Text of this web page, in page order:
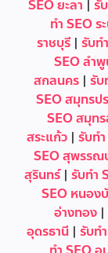
SEO ยะลา | รั
ทำ SEO ร
ราชบุรี| รับท
SEO ลำ
สกลนคร| รับ
SEO สมุทรป
SEO สมุท
สระแก้ว | รับท
SEO สุพรรณ
สุรินทร์| รับทำ
SEO หนอง
อ่างทอง|
อุดรธานี | รับท